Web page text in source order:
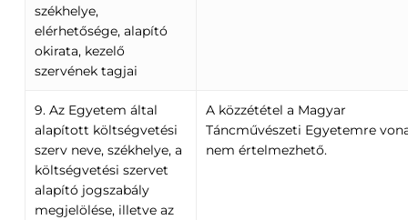
székhelye,
elérhetősége, alapító
okirata, kezelő
szervének tagjai
9. Az Egyetem által
alapított költségvetési
szerv neve, székhelye, a
költségvetési szervet
alapító jogszabály
megjelölése, illetve az
A közzététel a Magyar
Táncművészeti Egyetemre
nem értelmezhető.